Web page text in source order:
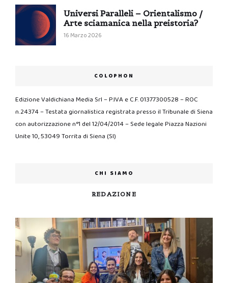
Universi Paralleli – Orientalismo /
Arte sciamanica nella preistoria?
16 Marzo 2026
COLOPHON
Edizione Valdichiana Media Srl – P.IVA e C.F. 01377300528 – ROC
n.24374 – Testata giornalistica registrata presso il Tribunale di Siena
con autorizzazione n°1 del 12/04/2014 – Sede legale Piazza Nazioni
Unite 10, 53049 Torrita di Siena (SI)
CHI SIAMO
REDAZIONE